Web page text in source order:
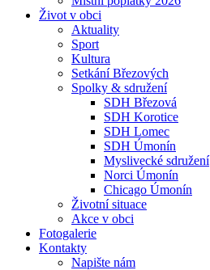
Život v obci
Aktuality
Sport
Kultura
Setkání Březových
Spolky & sdružení
SDH Březová
SDH Korotice
SDH Lomec
SDH Úmonín
Myslivecké sdružení
Norci Úmonín
Chicago Úmonín
Životní situace
Akce v obci
Fotogalerie
Kontakty
Napište nám